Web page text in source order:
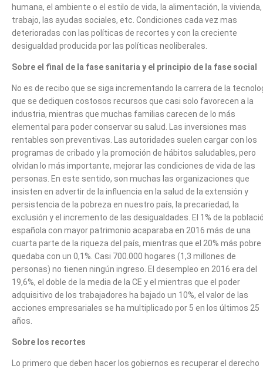
humana, el ambiente o el estilo de vida, la alimentación, la vivienda,
trabajo, las ayudas sociales, etc. Condiciones cada vez mas
deterioradas con las políticas de recortes y con la creciente
desigualdad producida por las políticas neoliberales.
Sobre el final de la fase sanitaria y el principio de la fase social
No es de recibo que se siga incrementando la carrera de la
que se dediquen costosos recursos que casi solo favorecen a la
industria, mientras que muchas familias carecen de lo más
elemental para poder conservar su salud. Las inversiones mas
rentables son preventivas. Las autoridades suelen cargar con los
programas de cribado y la promoción de hábitos saludables, pero
olvidan lo más importante, mejorar las condiciones de vida de las
personas. En este sentido, son muchas las organizaciones que
insisten en advertir de la influencia en la salud de la extensión y
persistencia de la pobreza en nuestro país, la precariedad, la
exclusión y el incremento de las desigualdades. El 1% de la
española con mayor patrimonio acaparaba en 2016 más de una
cuarta parte de la riqueza del país, mientras que el 20% más pobre
quedaba con un 0,1%. Casi 700.000 hogares (1,3 millones de
personas) no tienen ningún ingreso. El desempleo en 2016 era del
19,6%, el doble de la media de la CE y el mientras que el poder
adquisitivo de los trabajadores ha bajado un 10%, el valor de las
acciones empresariales se ha multiplicado por 5 en los últimos 25
años.
Sobre los recortes
Lo primero que deben hacer los gobiernos es recuperar el derecho